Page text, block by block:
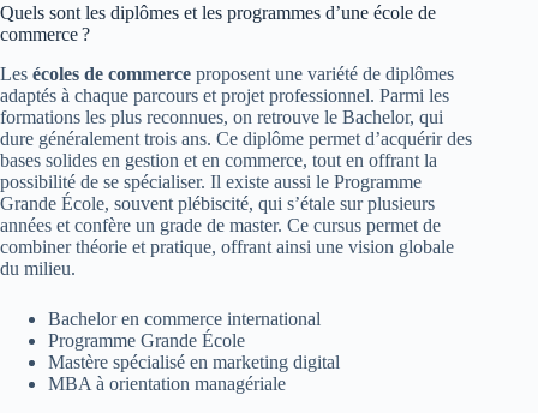
Quels sont les diplômes et les programmes d’une école de
commerce ?
Les écoles de commerce proposent une variété de diplômes
adaptés à chaque parcours et projet professionnel. Parmi les
formations les plus reconnues, on retrouve le Bachelor, qui
dure généralement trois ans. Ce diplôme permet d’acquérir des
bases solides en gestion et en commerce, tout en offrant la
possibilité de se spécialiser. Il existe aussi le Programme
Grande École, souvent plébiscité, qui s’étale sur plusieurs
années et confère un grade de master. Ce cursus permet de
combiner théorie et pratique, offrant ainsi une vision globale
du milieu.
Bachelor en commerce international
Programme Grande École
Mastère spécialisé en marketing digital
MBA à orientation managériale